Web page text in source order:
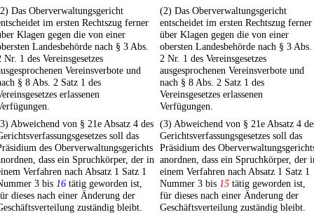
Das Oberverwaltungsgericht
im ersten Rechtszug ferner
Klagen gegen die von einer
Landesbehörde nach § 3 Abs.
Nr. 1 des Vereinsgesetzes
Vereinsverbote und
§ 8 Abs. 2 Satz 1 des
erlassenen
(2) Das Oberverwaltungsgericht
entscheidet im ersten Rechtszug ferner
über Klagen gegen die von einer
obersten Landesbehörde nach § 3 Abs.
2 Nr. 1 des Vereinsgesetzes
ausgesprochenen Vereinsverbote und
nach § 8 Abs. 2 Satz 1 des
Vereinsgesetzes erlassenen
Verfügungen.
Abweichend von § 21e Absatz 4 des
soll das
des Oberverwaltungsgerichts
dass ein Spruchkörper, der in
Verfahren nach Absatz 1 Satz 1
3 bis 16 tätig geworden ist,
dieses nach einer Änderung der
zuständig bleibt.
(3) Abweichend von § 21e Absatz 4
Gerichtsverfassungsgesetzes soll das
Präsidium des
anordnen, dass ein Spruchkörper, der
einem Verfahren nach Absatz 1 Satz 1
Nummer 3 bis 15 tätig geworden ist,
für dieses nach einer Änderung der
Geschäftsverteilung zuständig bleibt.